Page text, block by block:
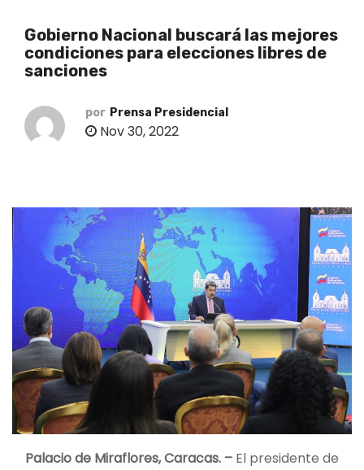
Gobierno Nacional buscará las mejores
condiciones para elecciones libres de
sanciones
por Prensa Presidencial
Nov 30, 2022
Palacio de Miraflores, Caracas. – El presidente de